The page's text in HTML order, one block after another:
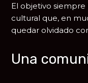
El objetivo
cultural que, en
quedar olvidado
Una